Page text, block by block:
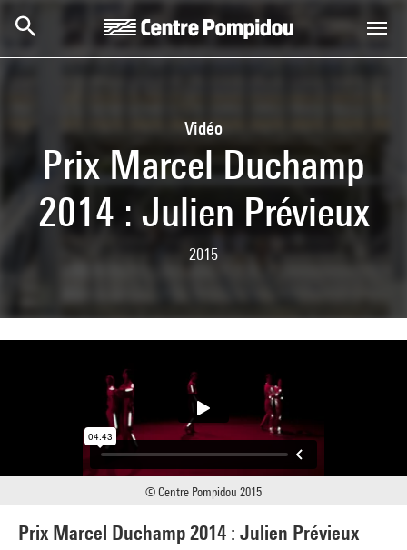
Vidéo
Prix Marcel Duchamp
2014 : Julien Prévieux
2015
Prix Marcel Duchamp 2014 : Julien Prévieux
© Centre Pompidou 2015